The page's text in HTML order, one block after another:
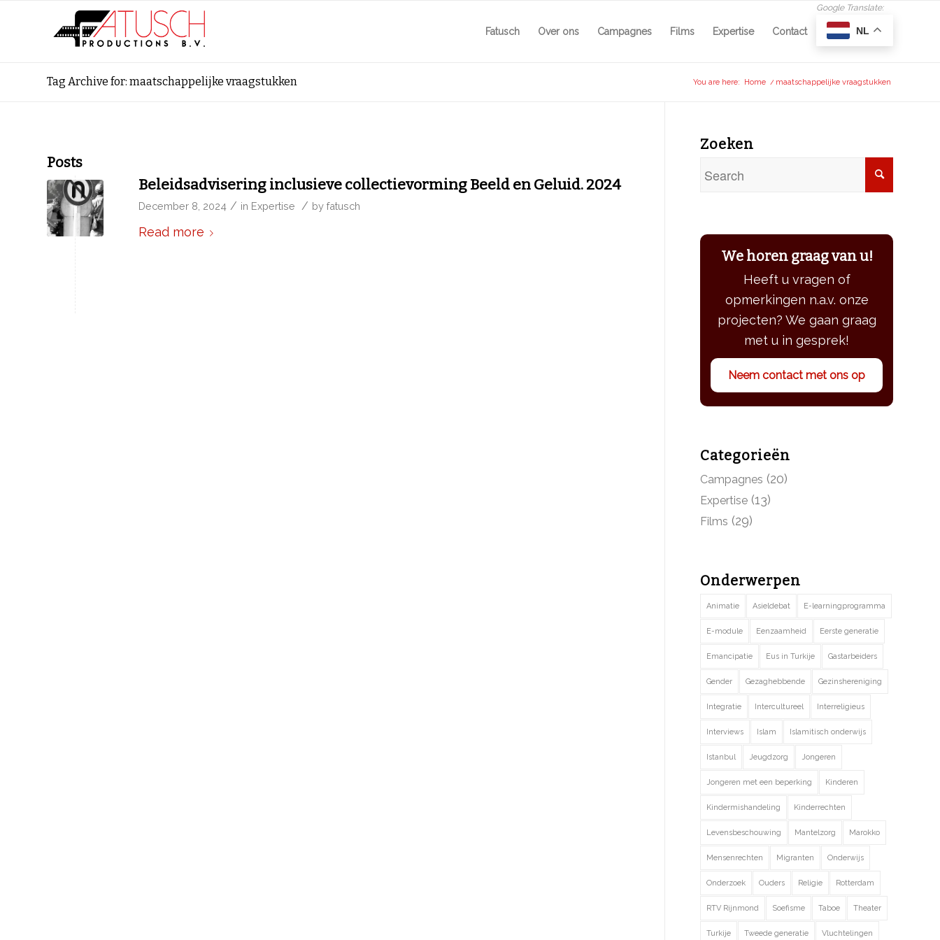
Fatusch Over ons Campagnes Films Expertise Contact NL
Tag Archive for: maatschappelijke vraagstukken You are here: Home / maatschappelijke vraagstukken
Posts
Beleidsadvisering inclusieve collectievorming Beeld en Geluid. 2024
December 8, 2024 / in Expertise / by fatusch
Read more
Zoeken
We horen graag van u!
Heeft u vragen of
opmerkingen n.a.v. onze
projecten? We gaan graag
met u in gesprek!
Neem contact met ons op
Categorieën
Campagnes (20)
Expertise (13)
Films (29)
Onderwerpen
Animatie Asieldebat E-learningprogramma
E-module Eenzaamheid Eerste generatie
Emancipatie Eus in Turkije Gastarbeiders
Gender Gezaghebbende Gezinshereniging
Integratie Intercultureel Interreligieus
Interviews Islam Islamitisch onderwijs
Istanbul Jeugdzorg Jongeren
Jongeren met een beperking Kinderen
Kindermishandeling Kinderrechten
Levensbeschouwing Mantelzorg Marokko
Mensenrechten Migranten Onderwijs
Onderzoek Ouders Religie Rotterdam
RTV Rijnmond Soefisme Taboe Theater
Turkije Tweede generatie Vluchtelingen